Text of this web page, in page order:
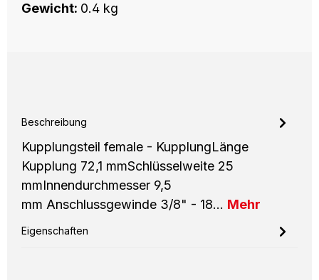
Gewicht: 0.4 kg
Beschreibung
Kupplungsteil female - KupplungLänge
Kupplung 72,1 mmSchlüsselweite 25
mmInnendurchmesser 9,5
mm Anschlussgewinde 3/8" - 18… Mehr
Eigenschaften